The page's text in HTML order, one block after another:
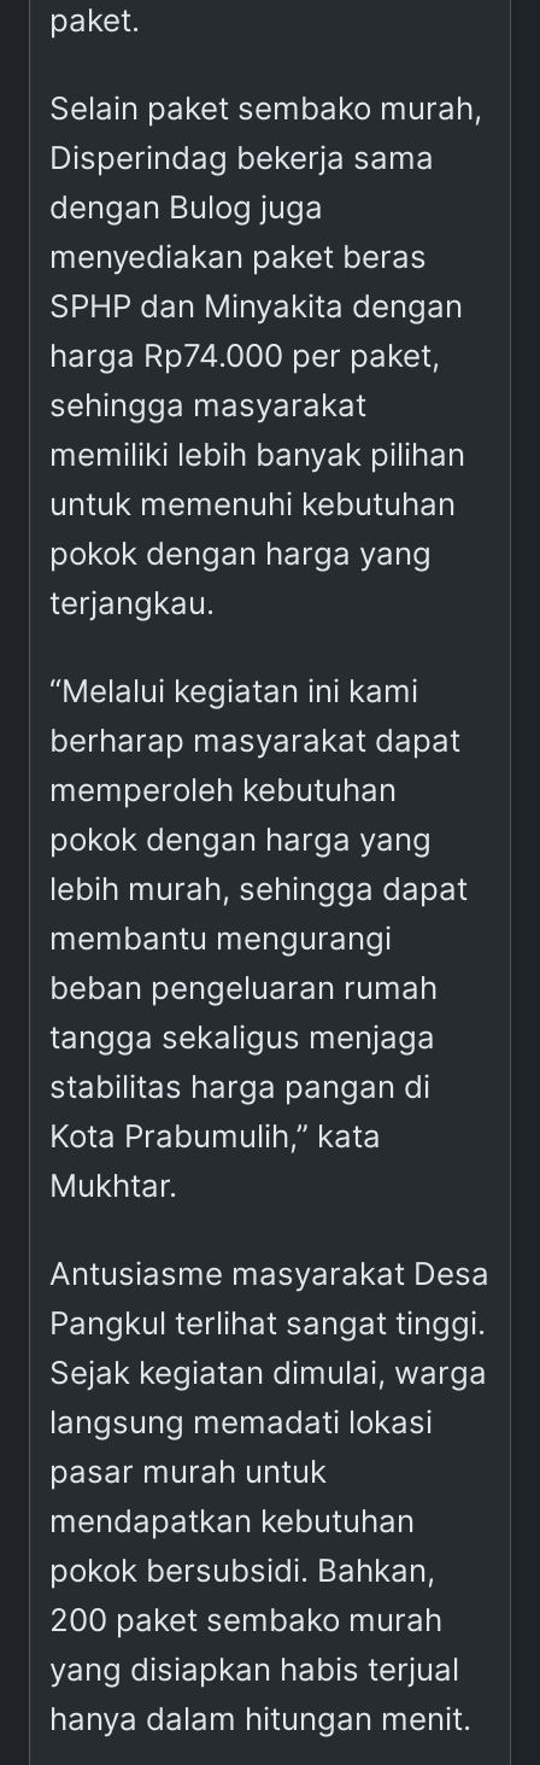
paket.
Selain paket sembako murah,
Disperindag bekerja sama
dengan Bulog juga
menyediakan paket beras
SPHP dan Minyakita dengan
harga Rp74.000 per paket,
sehingga masyarakat
memiliki lebih banyak pilihan
untuk memenuhi kebutuhan
pokok dengan harga yang
terjangkau.
“Melalui kegiatan ini kami
berharap masyarakat dapat
memperoleh kebutuhan
pokok dengan harga yang
lebih murah, sehingga dapat
membantu mengurangi
beban pengeluaran rumah
tangga sekaligus menjaga
stabilitas harga pangan di
Kota Prabumulih,” kata
Mukhtar.
Antusiasme masyarakat Desa
Pangkul terlihat sangat tinggi.
Sejak kegiatan dimulai, warga
langsung memadati lokasi
pasar murah untuk
mendapatkan kebutuhan
pokok bersubsidi. Bahkan,
200 paket sembako murah
yang disiapkan habis terjual
hanya dalam hitungan menit.